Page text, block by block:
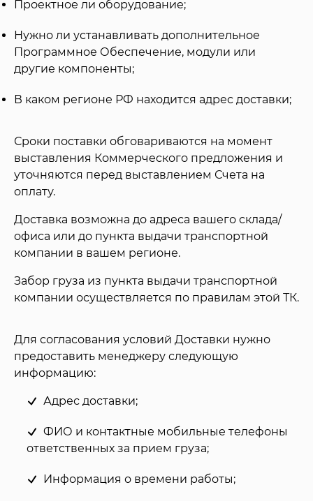
Проектное ли оборудование;
Нужно ли устанавливать дополнительное
Программное Обеспечение, модули или
другие компоненты;
В каком регионе РФ находится адрес доставки;
Сроки поставки обговариваются на момент
выставления Коммерческого предложения и
уточняются перед выставлением Счета на
оплату.
Доставка возможна до адреса вашего склада/
офиса или до пункта выдачи транспортной
компании в вашем регионе.
Забор груза из пункта выдачи транспортной
компании осуществляется по правилам этой ТК.
Для согласования условий Доставки нужно
предоставить менеджеру следующую
информацию:
Адрес доставки;
ФИО и контактные мобильные телефоны
ответственных за прием груза;
Информация о времени работы;